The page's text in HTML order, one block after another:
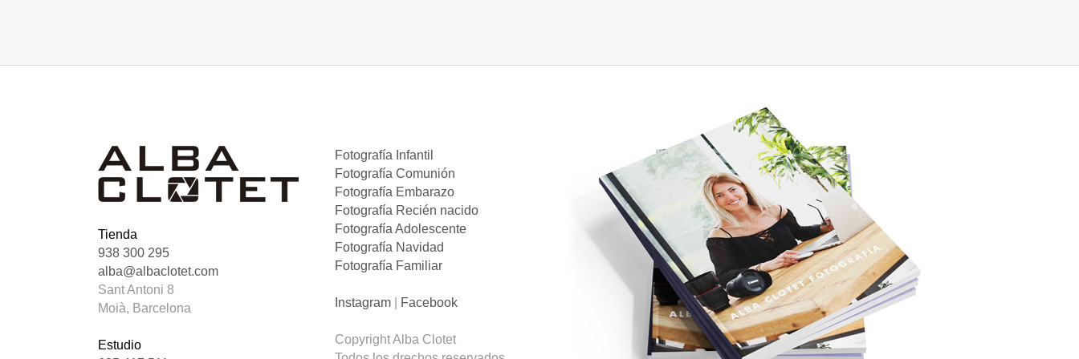
Tienda
938 300 295
alba@albaclotet.com
Sant Antoni 8
Moià, Barcelona
Estudio
Fotografía Infantil
Fotografía Comunión
Fotografía Embarazo
Fotografía Recién nacido
Fotografía Adolescente
Fotografía Navidad
Fotografía Familiar
Instagram Facebook
Copyright Alba Clotet